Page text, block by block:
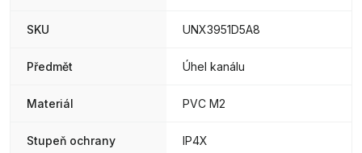
SKU UNX3951D5A8
Předmět Úhel kanálu
Materiál PVC M2
Stupeň ochrany IP4X